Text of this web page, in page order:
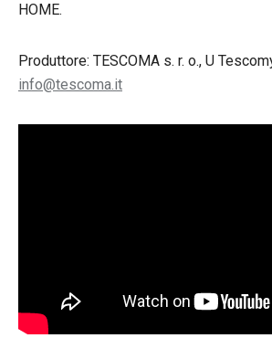
HOME.
Produttore: TESCOMA s. r. o., U
info@tescoma.it